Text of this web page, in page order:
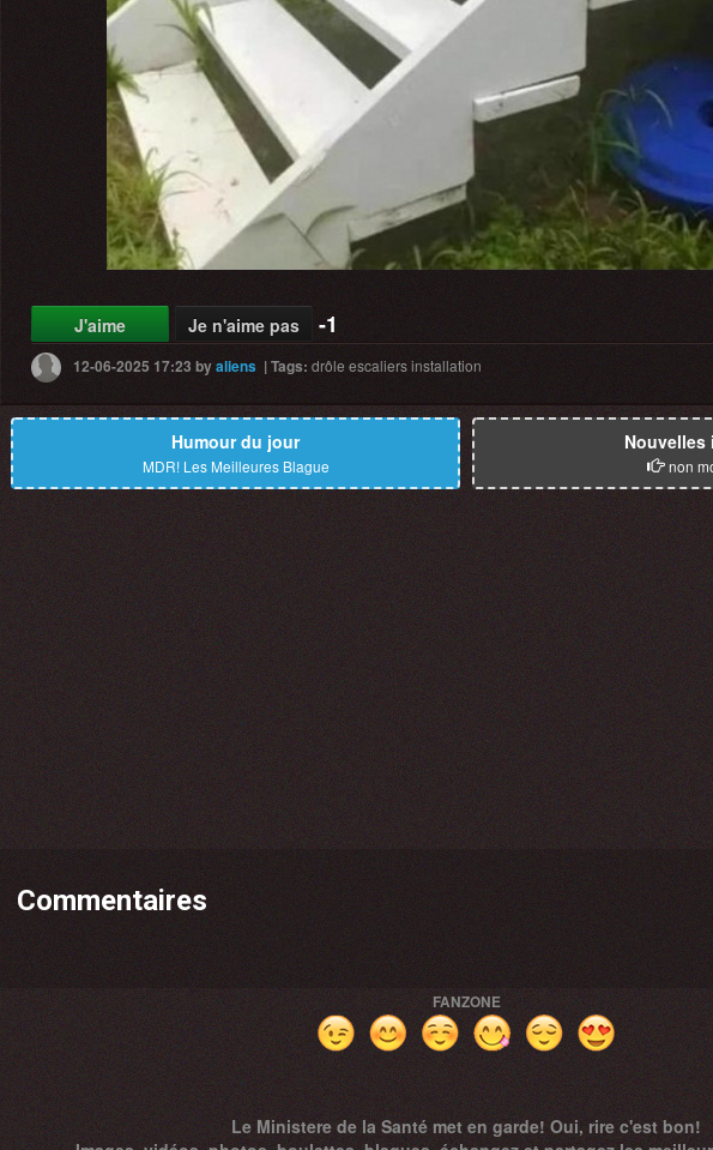
J'aime Je n'aime pas -1
12-06-2025 17:23 byaliens |Tags: drôle escaliersinstallation
Humour du jour
MDR! Les Meilleures Blague
Nouvelles
non
Commentaires
FANZONE
Le Ministere de la Santé met en garde! Oui, rire c'est bon!